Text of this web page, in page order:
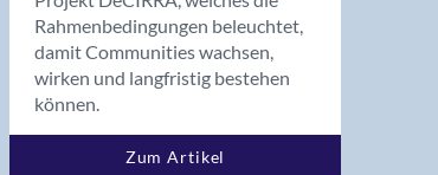
Rahmenbedingungen beleuchtet,
damit Communities wachsen,
wirken und langfristig bestehen
können.
Zum Artikel